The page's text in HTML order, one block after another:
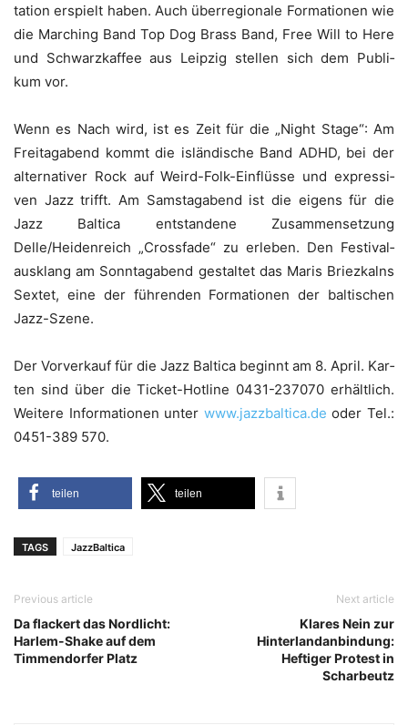
ta­ti­on erspielt haben. Auch über­re­gio­na­le For­ma­tio­nen wie
die Mar­ching Band Top Dog Brass Band, Free Will to Here
und Schwarz­kaf­fee aus Leip­zig stel­len sich dem Publi­
kum vor.
Wenn es Nach wird, ist es Zeit für die „Night Stage“: Am
Frei­tag­abend kommt die islän­di­sche Band ADHD, bei der
alter­na­ti­ver Rock auf Weird-Folk-Ein­flüs­se und expres­si­
ven Jazz trifft. Am Sams­tag­abend ist die eigens für die
Jazz Bal­ti­ca ent­stan­de­ne Zusam­men­set­zung
Delle/Heidenreich „Cross­fa­de“ zu erle­ben. Den Fes­ti­val­
aus­klang am Sonn­tag­abend gestal­tet das Maris Briez­kal­ns
Sex­tet, eine der füh­ren­den For­ma­tio­nen der bal­ti­schen
Jazz-Szene.
Der Vor­ver­kauf für die Jazz Bal­ti­ca beginnt am 8. April. Kar­
ten sind über die Ticket-Hot­line 0431-237070 erhält­lich.
Wei­te­re Infor­ma­tio­nen unter www.jazzbaltica.de oder Tel.:
0451-389 570.
tei­len tei­len
TAGS JazzBaltica
Previous article
Da flackert das Nordlicht:
Harlem-Shake auf dem
Timmendorfer Platz
Next article
Klares Nein zur
Hinterlandanbindung:
Heftiger Protest in
Scharbeutz